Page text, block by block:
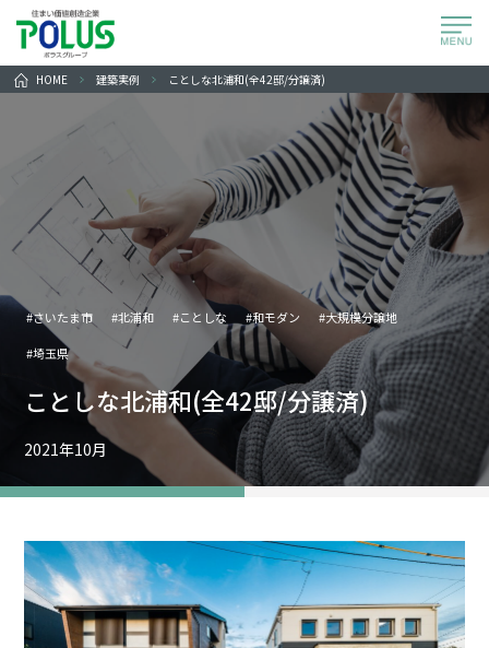
HOME 建築実例 ことしな北浦和(全42邸/分譲済)
#さいたま市 #北浦和 #ことしな #和モダン #大規模分譲地
#埼玉県
ことしな北浦和(全42邸/分譲済)
2021年10月